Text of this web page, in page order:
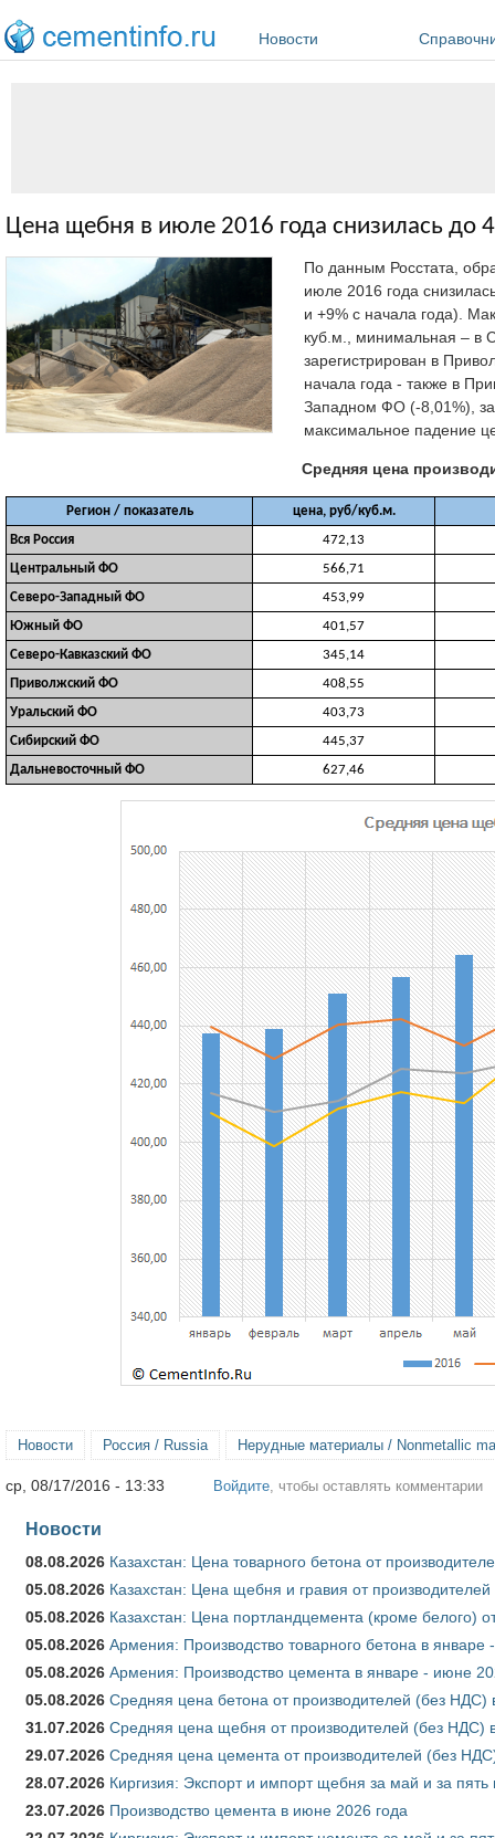
Новости
Цена щебня в июле 2016 года снизилась до
По данным Росстата,
июле 2016 года
и +9% с начала года).
куб.м., минимальная – в
зарегистрирован в
начала года - также в
Западном ФО (-8,01%),
максимальное падение
Средняя цена
Регион / показатель
цена, руб/куб.м.
Вся Россия
472,13
Центральный ФО
566,71
Северо-Западный ФО
453,99
Южный ФО
401,57
Северо-Кавказский ФО
345,14
Приволжский ФО
408,55
Уральский ФО
403,73
Сибирский ФО
445,37
Дальневосточный ФО
627,46
Новости Россия / Russia Нерудные материалы / Nonmetallic
ср, 08/17/2016 - 13:33 Войдите , чтобы оставлять комментарии
Новости
08.08.2026 Казахстан: Цена товарного бетона от
05.08.2026 Казахстан: Цена щебня и гравия от
05.08.2026 Казахстан: Цена портландцемента (кроме белого)
05.08.2026 Армения: Производство товарного бетона в январе
05.08.2026 Армения: Производство цемента в январе - июне
05.08.2026 Средняя цена бетона от производителей (без НДС)
31.07.2026 Средняя цена щебня от производителей (без НДС)
29.07.2026 Средняя цена цемента от производителей (без
28.07.2026 Киргизия: Экспорт и импорт щебня за май и за
23.07.2026 Производство цемента в июне 2026 года